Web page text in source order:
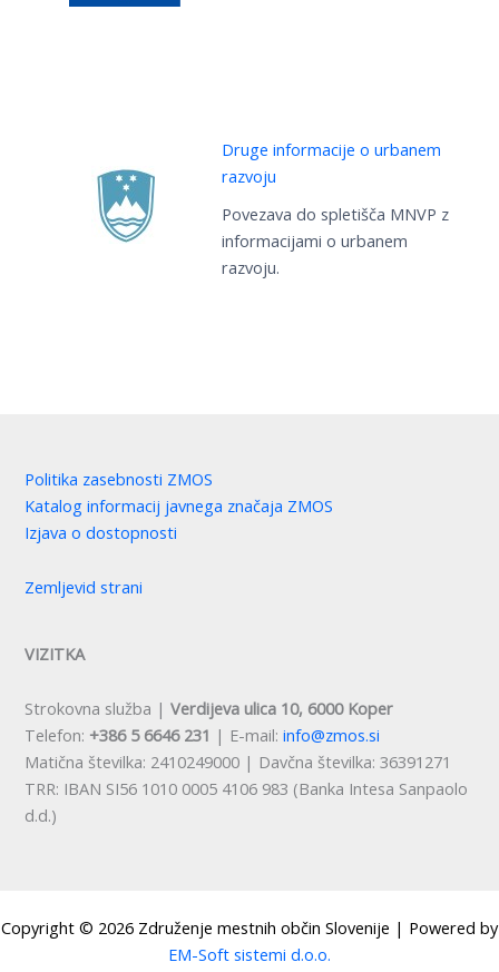
Druge informacije o urbanem
razvoju
Povezava do spletišča MNVP z
informacijami o urbanem
razvoju.
Politika zasebnosti ZMOS
Katalog informacij javnega značaja ZMOS
Izjava o dostopnosti
Zemljevid strani
VIZITKA
Strokovna služba |Verdijeva ulica 10, 6000 Koper
Telefon: +386 5 6646 231 | E-mail:info@zmos.si
Matična številka: 2410249000 | Davčna številka: 36391271
TRR: IBAN SI56 1010 0005 4106 983 (Banka Intesa Sanpaolo
d.d.)
Copyright © 2026 Združenje mestnih občin Slovenije | Powered by
EM-Soft sistemi d.o.o.